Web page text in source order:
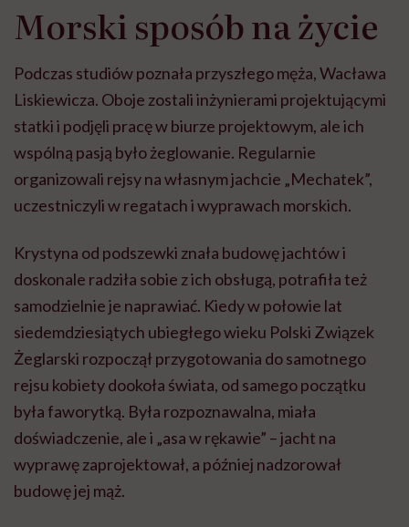
Morski sposób na życie
Podczas studiów poznała przyszłego męża, Wacława
Liskiewicza. Oboje zostali inżynierami projektującymi
statki i podjęli pracę w biurze projektowym, ale ich
wspólną pasją było żeglowanie. Regularnie
organizowali rejsy na własnym jachcie „Mechatek”,
uczestniczyli w regatach i wyprawach morskich.
Krystyna od podszewki znała budowę jachtów i
doskonale radziła sobie z ich obsługą, potrafiła też
samodzielnie je naprawiać. Kiedy w połowie lat
siedemdziesiątych ubiegłego wieku Polski Związek
Żeglarski rozpoczął przygotowania do samotnego
rejsu kobiety dookoła świata, od samego początku
była faworytką. Była rozpoznawalna, miała
doświadczenie, ale i „asa w rękawie” – jacht na
wyprawę zaprojektował, a później nadzorował
budowę jej mąż.